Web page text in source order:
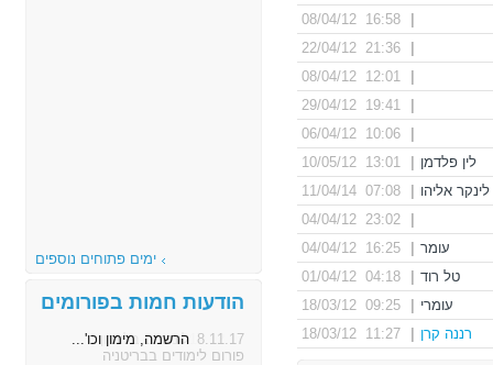
16:58 08/04/12
21:36 22/04/12
12:01 08/04/12
19:41 29/04/12
10:06 06/04/12
לין פלדמן
13:01 10/05/12
אליהו
07:08 11/04/14
23:02 04/04/12
עומר
16:25 04/04/12
טל רוד
04:18 01/04/12
עומרי
09:25 18/03/12
רננה קרן
11:27 18/03/12
ימים פתוחים נוספים
הודעות חמות בפורומים
8.11.17 הרשמה, מימון וכו'...
פורום לימודים בבריטניה